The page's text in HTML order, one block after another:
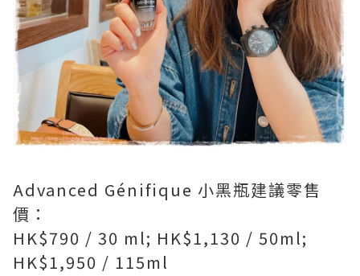
Advanced Génifique 小黑瓶建議零售
價：
HK$790 / 30 ml; HK$1,130 / 50ml;
HK$1,950 / 115ml